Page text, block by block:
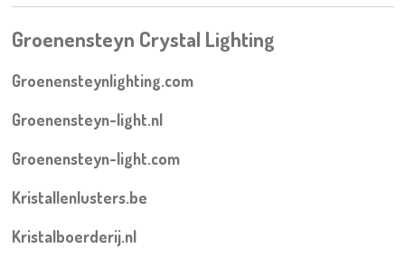
Groenensteyn Crystal Lighting
Groenensteynlighting.com
Groenensteyn-light.nl
Groenensteyn-light.com
Kristallenlusters.be
Kristalboerderij.nl